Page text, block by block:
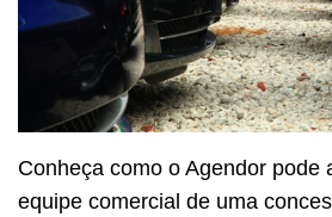
Conheça como o Agendor pode
equipe comercial de uma